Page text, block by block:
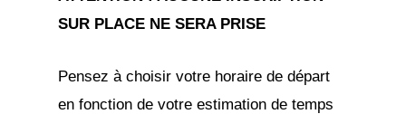
SUR PLACE NE SERA PRISE
Pensez à choisir votre horaire de départ
en fonction de votre estimation de temps